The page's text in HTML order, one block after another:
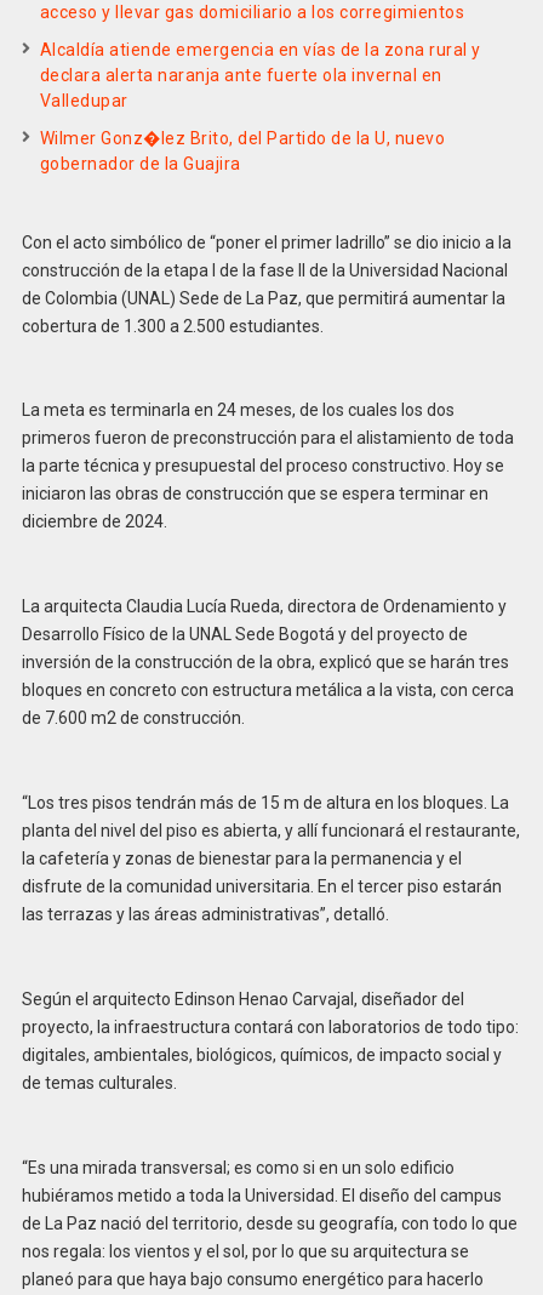
acceso y llevar gas domiciliario a los corregimientos
Alcaldía atiende emergencia en vías de la zona rural y
declara alerta naranja ante fuerte ola invernal en
Valledupar
Wilmer Gonz�lez Brito, del Partido de la U, nuevo
gobernador de la Guajira
Con el acto simbólico de “poner el primer ladrillo” se dio inicio a la
construcción de la etapa I de la fase II de la Universidad Nacional
de Colombia (UNAL) Sede de La Paz, que permitirá aumentar la
cobertura de 1.300 a 2.500 estudiantes.
La meta es terminarla en 24 meses, de los cuales los dos
primeros fueron de preconstrucción para el alistamiento de toda
la parte técnica y presupuestal del proceso constructivo. Hoy se
iniciaron las obras de construcción que se espera terminar en
diciembre de 2024.
La arquitecta Claudia Lucía Rueda, directora de Ordenamiento y
Desarrollo Físico de la UNAL Sede Bogotá y del proyecto de
inversión de la construcción de la obra, explicó que se harán tres
bloques en concreto con estructura metálica a la vista, con cerca
de 7.600 m2 de construcción.
“Los tres pisos tendrán más de 15 m de altura en los bloques. La
planta del nivel del piso es abierta, y allí funcionará el restaurante,
la cafetería y zonas de bienestar para la permanencia y el
disfrute de la comunidad universitaria. En el tercer piso estarán
las terrazas y las áreas administrativas”, detalló.
Según el arquitecto Edinson Henao Carvajal, diseñador del
proyecto, la infraestructura contará con laboratorios de todo tipo:
digitales, ambientales, biológicos, químicos, de impacto social y
de temas culturales.
“Es una mirada transversal; es como si en un solo edificio
hubiéramos metido a toda la Universidad. El diseño del campus
de La Paz nació del territorio, desde su geografía, con todo lo que
nos regala: los vientos y el sol, por lo que su arquitectura se
planeó para que haya bajo consumo energético para hacerlo